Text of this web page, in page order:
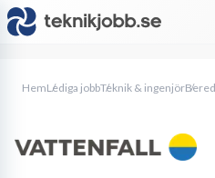
HemLediga jobbTeknik & ingenjör